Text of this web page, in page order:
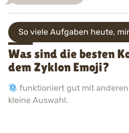
So viele Aufgaben heute,
Was sind die besten
dem Zyklon Emoji?
funktioniert gut mit anderen
kleine Auswahl.